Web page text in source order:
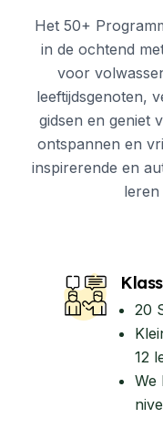
Het 50+
in de ochtend
voor
leeftijdsgenoten,
gidsen en geniet
ontspannen en
inspirerende en
leren
20
12
We